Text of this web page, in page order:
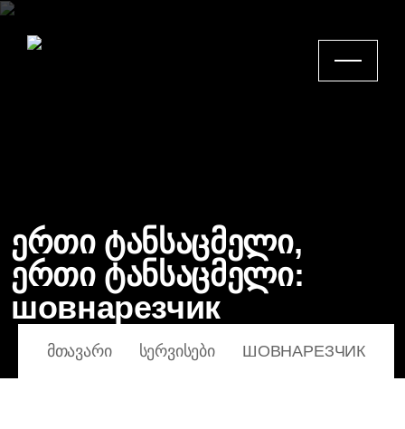
ერთი ტანსაცმელი,
ერთი ტანსაცმელი:
шовнарезчик
ᲛᲗᲐᲕᲐᲠᲘ ᲡᲔᲠᲕᲘᲡᲔᲑᲘ ШОВНАРЕЗЧИК